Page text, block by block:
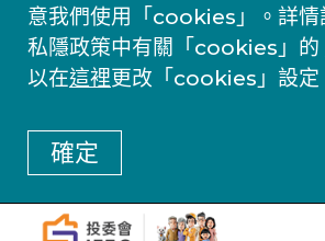
意我們使用「cookies」。詳情
私隱政策中有關「cookies」的
以在這裡更改「cookies」設定
確定